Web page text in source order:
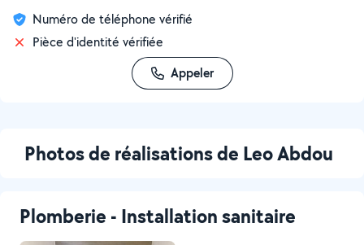
Numéro de téléphone vérifié
Pièce d'identité vérifiée
Appeler
Photos de réalisations de Leo Abdou
Plomberie - Installation sanitaire